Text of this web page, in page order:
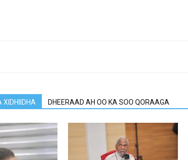
XIDHIIDHA DHEERAAD AH OO KA SOO QORAAGA